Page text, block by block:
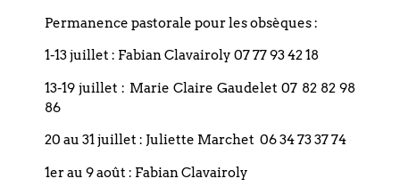
Coordonnées
Permanence pastorale pour les obsèques :
1-13 juillet : Fabian Clavairoly 07 77 93 42 18
13-19 juillet : Marie Claire Gaudelet 07 82 82 98
86
20 au 31 juillet : Juliette Marchet 06 34 73 37 74
1er au 9 août : Fabian Clavairoly